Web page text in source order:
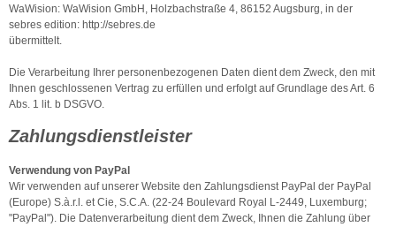
WaWision: WaWision GmbH, Holzbachstraße 4, 86152 Augsburg, in der
sebres edition: http://sebres.de
übermittelt.
Die Verarbeitung Ihrer personenbezogenen Daten dient dem Zweck, den mit
Ihnen geschlossenen Vertrag zu erfüllen und erfolgt auf Grundlage des Art. 6
Abs. 1 lit. b DSGVO.
Zahlungsdienstleister
Verwendung von PayPal
Wir verwenden auf unserer Website den Zahlungsdienst PayPal der PayPal
(Europe) S.à.r.l. et Cie, S.C.A. (22-24 Boulevard Royal L-2449, Luxemburg;
"PayPal"). Die Datenverarbeitung dient dem Zweck, Ihnen die Zahlung über